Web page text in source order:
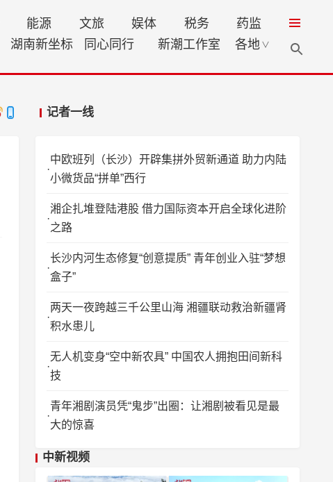
能源 文旅 娱体 税务
药监
湖南新坐标 同心同行 新潮工作室 各地 ∨
记者一线
中欧班列（长沙）开辟集拼外贸新通道 助力内陆
小微货品“拼单”西行
湘企扎堆登陆港股 借力国际资本开启全球化进阶
之路
长沙内河生态修复“创意提质” 青年创业入驻“梦想
盒子”
两天一夜跨越三千公里山海 湘疆联动救治新疆肾
积水患儿
无人机变身“空中新农具” 中国农人拥抱田间新科
技
青年湘剧演员凭“鬼步”出圈：让湘剧被看见是最
大的惊喜
中新视频